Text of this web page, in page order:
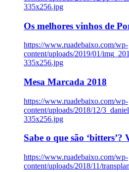
335x256.jpg
Os melhores vinhos de
https://www.ruadebaixo.com/wp-
content/uploads/2019/01/
335x256.jpg
Mesa Marcada 2018
https://www.ruadebaixo.com/wp-
content/uploads/2018/12/
335x256.jpg
Sabe o que são
https://www.ruadebaixo.com/wp-
content/uploads/2018/11/